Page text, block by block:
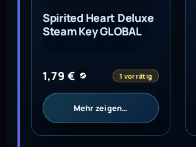
Spirited Heart Deluxe
Steam Key GLOBAL
1,79 € 1 vorrätig
Mehr zeigen…